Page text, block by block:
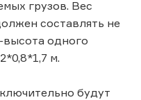
грузов. Вес
составлять не
высота одного
м.
будут